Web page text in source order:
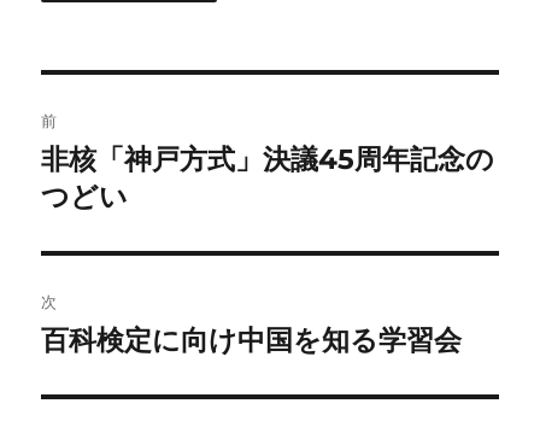
稿
ナ
ビ
ゲ
ー
シ
前
前
の
稿:
非核「神戸方式」決議45周年記念の
つどい
次
次
投
百科検定に向け中国を知る学習会